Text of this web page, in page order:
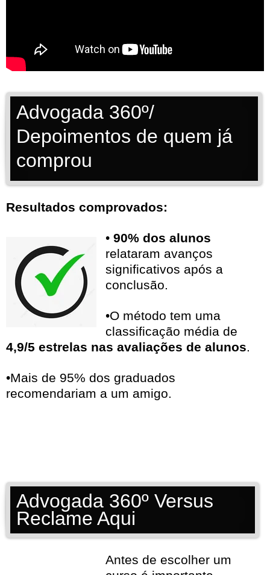
Advogada 360º/
Depoimentos de quem já
comprou
Resultados comprovados:
• 90% dos alunos
relataram avanços
significativos após a
conclusão.
•O método tem uma
classificação média de
4,9/5 estrelas nas avaliações de alunos.
•Mais de 95% dos graduados
recomendariam a um amigo.
Advogada 360º Versus
Reclame Aqui
Antes de escolher um